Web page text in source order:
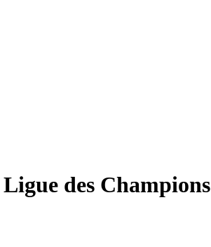
des Champions